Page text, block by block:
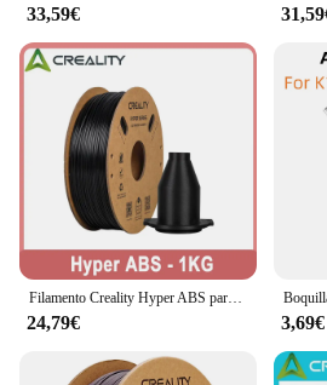
33,59€
Filamento Creality Hyper ABS para Creality K1 Max /K1C /Ender 3 V3 SE Filamento oficial de impresora 3D ABS 1,75 mm para impresión de alta velocidad
24,79€ 3,69€